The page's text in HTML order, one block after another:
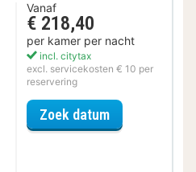
Vanaf
€ 218,40
per kamer per nacht
incl. citytax
excl. servicekosten € 10 per
reservering
Zoek datumvoor Relax